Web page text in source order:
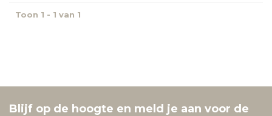
Toon 1 - 1 van 1
Blijf op de hoogte en meld je aan voor de